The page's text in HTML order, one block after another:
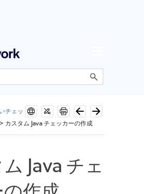
ンテンツにスキップ
チェッ
> カスタム Java チェッカーの作成
Java チェ